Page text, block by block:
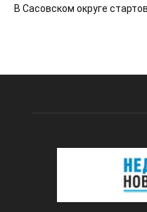
В Сасовском округе